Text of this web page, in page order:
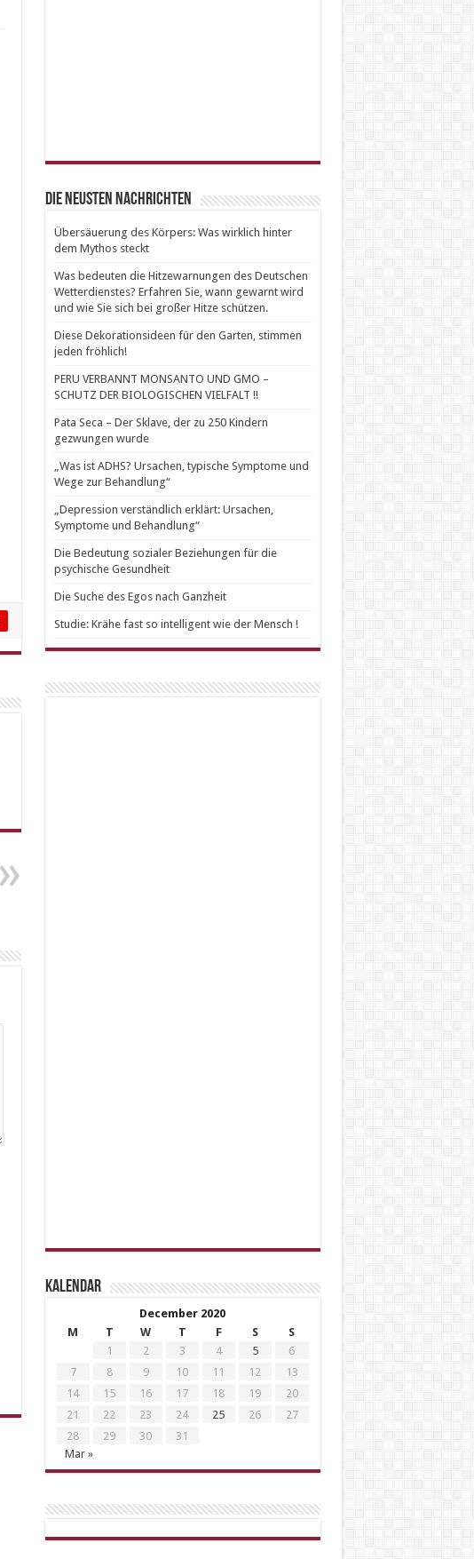
Die neusten Nachrichten
Übersäuerung des Körpers: Was wirklich hinter
dem Mythos steckt
Was bedeuten die Hitzewarnungen des Deutschen
Wetterdienstes? Erfahren Sie, wann gewarnt wird
und wie Sie sich bei großer Hitze schützen.
Diese Dekorationsideen für den Garten, stimmen
jeden fröhlich!
PERU VERBANNT MONSANTO UND GMO –
SCHUTZ DER BIOLOGISCHEN VIELFALT !!
Pata Seca – Der Sklave, der zu 250 Kindern
gezwungen wurde
„Was ist ADHS? Ursachen, typische Symptome und
Wege zur Behandlung“
„Depression verständlich erklärt: Ursachen,
Symptome und Behandlung“
Die Bedeutung sozialer Beziehungen für die
psychische Gesundheit
Die Suche des Egos nach Ganzheit
Studie: Krähe fast so intelligent wie der Mensch !
Kalendar
December 2020
M
T W T F S
S
1
2 3 4 5
6
7
8 9 10 11 12
13
14
15 16 17 18 19
20
21
22 23 24 25 26
27
28
29 30
31
Mar »